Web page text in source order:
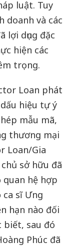
luật. Tuy
doanh và các
dụng đặc
hiện các
trọng.
Loan phát
hiệu tự ý
mẫu mã,
thương mại
Loan/Gia
sở hữu đã
hệ hợp
sĩ Ưng
hạn nào đối
biết, sau đó
Phúc đã